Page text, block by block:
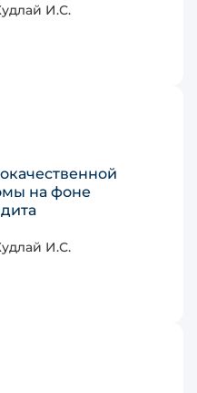
И.С.
на фоне
И.С.